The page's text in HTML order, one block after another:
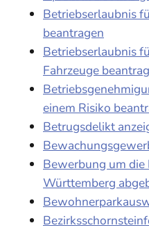
Betriebserlaubnis
beantragen
Betriebserlaubnis
Fahrzeuge
einem Risiko
Betrugsdelikt
Bewerbung um
Württemberg